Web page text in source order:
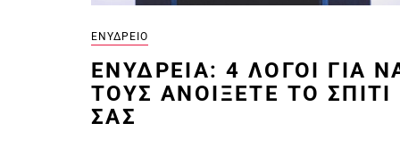
ΕΝΥΔΡΕΊΟ
ΕΝΥΔΡΕΊΑ: 4 ΛΌΓΟΙ ΓΙΑ
ΤΟΥΣ ΑΝΟΊΞΕΤΕ ΤΟ ΣΠΊΤΙ
ΣΑΣ